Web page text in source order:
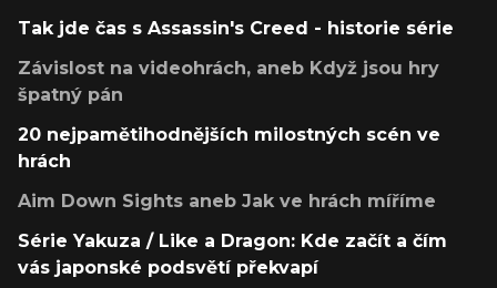
Tak jde čas s Assassin's Creed - historie série
Závislost na videohrách, aneb Když jsou hry
špatný pán
20 nejpamětihodnějších milostných scén ve
hrách
Aim Down Sights aneb Jak ve hrách míříme
Série Yakuza / Like a Dragon: Kde začít a čím
vás japonské podsvětí překvapí